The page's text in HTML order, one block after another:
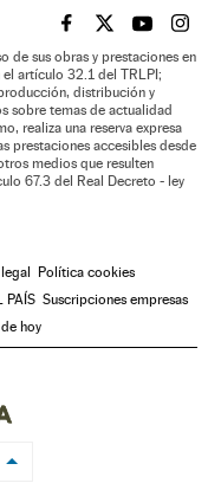
EL PAÍS BRASIL EN
EL PAÍSEL PAÍS
EL
de sus obras y prestaciones en
artículo 32.1 del TRLPI;
distribución y
sobre temas de actualidad
realiza una reserva expresa
prestaciones accesibles desde
medios que resulten
67.3 del Real Decreto - ley
Política cookies
PAÍS Suscripciones empresas
hoy